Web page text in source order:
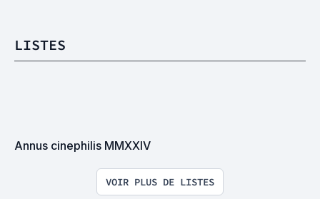
LISTES
Annus cinephilis MMXXIV
VOIR PLUS DE LISTES